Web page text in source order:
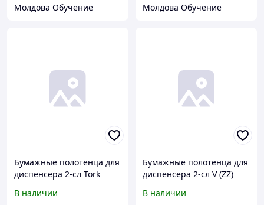
Молдова Обучение Молдова Обучение
Бумажные полотенца для
диспенсера 2-сл Tork
упак) (15упак/кор)
В наличии
Бумажные полотенца для
диспенсера 2-сл V (ZZ)
кор)
В наличии